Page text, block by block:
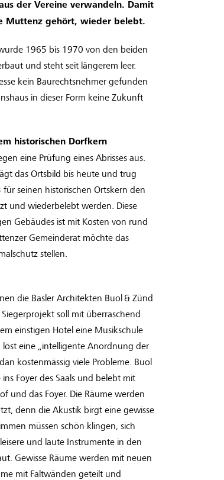
der Vereine verwandeln. Damit
Muttenz gehört, wieder belebt.
1965 bis 1970 von den beiden
und steht seit längerem leer.
kein Baurechtsnehmer gefunden
in dieser Form keine Zukunft
historischen Dorfkern
eine Prüfung eines Abrisses aus.
das Ortsbild bis heute und trug
seinen historischen Ortskern den
und wiederbelebt werden. Diese
Gebäudes ist mit Kosten von rund
Gemeinderat möchte das
stellen.
die Basler Architekten Buol & Zünd
soll mit überraschend
einstigen Hotel eine Musikschule
eine „intelligente Anordnung der
kostenmässig viele Probleme. Buol
Foyer des Saals und belebt mit
und das Foyer. Die Räume werden
denn die Akustik birgt eine gewisse
müssen schön klingen, sich
und laute Instrumente in den
Gewisse Räume werden mit neuen
mit Faltwänden geteilt und